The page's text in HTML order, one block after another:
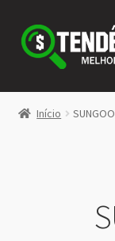
Pular
para
navegação
Pular
para
conteúdo
LOJA
Início